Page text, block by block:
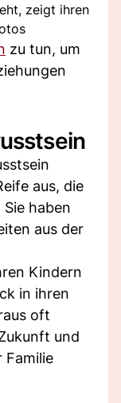
zeigt ihren
zu tun, um
aus, die
haben
aus der
Kindern
in ihren
oft
und
Familie